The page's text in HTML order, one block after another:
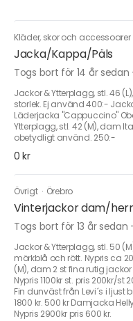
Kläder, skor och accessoarer
Jacka/Kappa/Päls
Togs bort för 14 år sedan
Jackor & Ytterplagg, stl. 46
storlek. Ej använd 400:-
Läderjacka "Cappuccino"
Ytterplagg, stl. 42 (M), dam
obetydligt använd. 250:-
0 kr
Övrigt · Örebro
Vinterjackor dam/herr
Togs bort för 13 år sedan
Jackor & Ytterplagg, stl. 50
mörkblå och rött. Nypris ca
(M), dam 2 st fina rutig
Nypris 1100kr st. pris 200kr/st
Fin dunväst från Levi´s i
1800 kr. 500 kr Damjacka
Nypris 2900kr pris 600 kr.